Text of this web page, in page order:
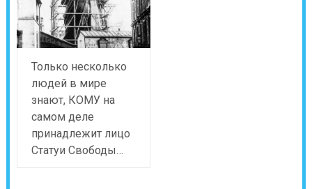
Только несколько
людей в мире
знают, КОМУ на
самом деле
принадлежит лицо
Статуи Свободы…